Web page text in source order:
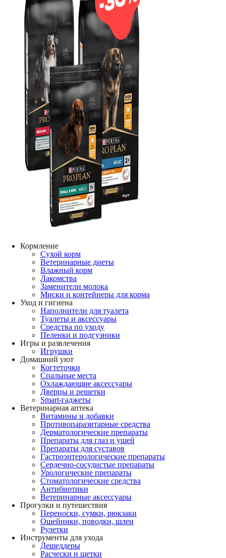
Кормление
Сухой корм
Ветеринарные диеты
Влажный корм
Лакомства
Заменители молока
Миски и контейнеры для корма
Уход и гигиена
Наполнители для туалета
Туалеты и аксессуары
Средства по уходу
Пеленки и подгузники
Игры и развлечения
Игрушки
Домашний уют
Когтеточки
Спальные места
Охлаждающие аксессуары
Дверцы и решетки
Smart-гаджеты
Ветеринарная аптека
Витамины и добавки
Противопаразитарные средства
Дерматологические препараты
Препараты для глаз и ушей
Препараты для суставов
Гастроэнтерологические препараты
Сердечно-сосудистые препараты
Урологические препараты
Стоматологические средства
Антибиотики
Ветеринарные аксессуары
Прогулки и путешествия
Переноски, сумки, рюкзаки
Ошейники, поводки, шлеи
Рулетки
Инструменты для ухода
Дешеддеры
Расчески и щетки